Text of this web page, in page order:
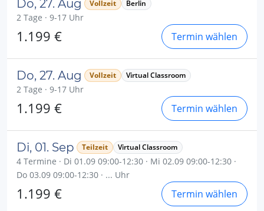
Do, 27. Aug Vollzeit Berlin
2 Tage · 9-17 Uhr
1.199 € Termin wählen
Do, 27. Aug Vollzeit Virtual Classroom
2 Tage · 9-17 Uhr
1.199 € Termin wählen
Di, 01. Sep Teilzeit Virtual Classroom
4 Termine · Di 01.09 09:00-12:30 · Mi 02.09 09:00-12:30 ·
Do 03.09 09:00-12:30 · ... Uhr
1.199 € Termin wählen